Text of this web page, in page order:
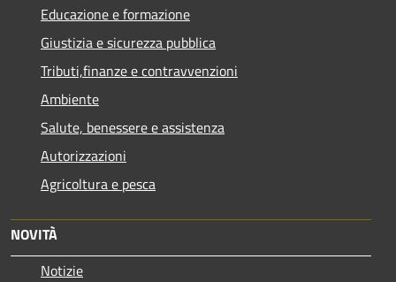
Educazione e formazione
Giustizia e sicurezza pubblica
Tributi,finanze e contravvenzioni
Ambiente
Salute, benessere e assistenza
Autorizzazioni
Agricoltura e pesca
NOVITÀ
Notizie